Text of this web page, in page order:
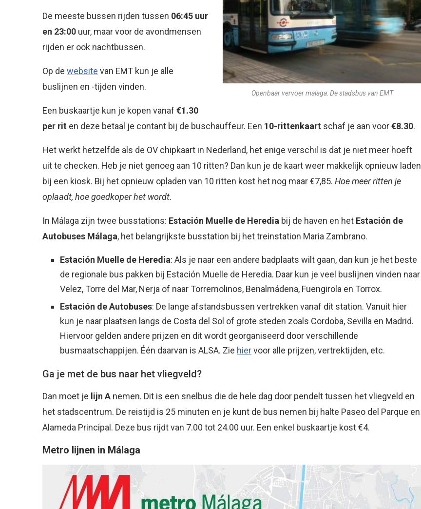
Openbaar vervoer malaga: De stadsbus van EMT
De meeste bussen rijden tussen 06:45 uur
en 23:00 uur, maar voor de avondmensen
rijden er ook nachtbussen.
Op de website van EMT kun je alle
buslijnen en -tijden vinden.
Een buskaartje kun je kopen vanaf €1.30
per rit en deze betaal je contant bij de buschauffeur. Een 10-rittenkaart schaf je aan voor€8.30.
Het werkt hetzelfde als de OV chipkaart in Nederland, het enige verschil is dat je niet meer hoeft
uit te checken. Heb je niet genoeg aan 10 ritten? Dan kun je de kaart weer makkelijk opnieuw laden
bij een kiosk. Bij het opnieuw opladen van 10 ritten kost het nog maar €7,85. Hoe meer ritten je
oplaadt, hoe goedkoper het wordt.
In Málaga zijn twee busstations: Estación Muelle de Heredia bij de haven en het Estación de
Autobuses Málaga, het belangrijkste busstation bij het treinstation Maria Zambrano.
Estación Muelle de Heredia: Als je naar een andere badplaats wilt gaan, dan kun je het beste
de regionale bus pakken bij Estación Muelle de Heredia. Daar kun je veel buslijnen vinden naar
Velez, Torre del Mar, Nerja of naar Torremolinos, Benalmádena, Fuengirola en Torrox.
Estación de Autobuses: De lange afstandsbussen vertrekken vanaf dit station. Vanuit hier
kun je naar plaatsen langs de Costa del Sol of grote steden zoals Cordoba, Sevilla en Madrid.
Hiervoor gelden andere prijzen en dit wordt georganiseerd door verschillende
busmaatschappijen. Één daarvan is ALSA. Zie hiervoor alle prijzen, vertrektijden, etc.
Ga je met de bus naar het vliegveld?
Dan moet je lijn A nemen. Dit is een snelbus die de hele dag door pendelt tussen het vliegveld en
het stadscentrum. De reistijd is 25 minuten en je kunt de bus nemen bij halte Paseo del Parque en
Alameda Principal. Deze bus rijdt van 7.00 tot 24.00 uur. Een enkel buskaartje kost €4.
Metro lijnen in Málaga